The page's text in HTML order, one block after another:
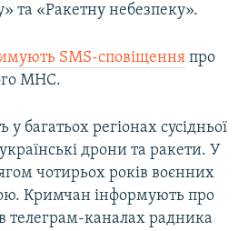
та «Ракетну небезпеку».
SMS-сповіщення про
МНС.
багатьох регіонах сусідньої
дрони та ракети. У
чотирьох років воєнних
Кримчан інформують про
телеграм-каналах радника